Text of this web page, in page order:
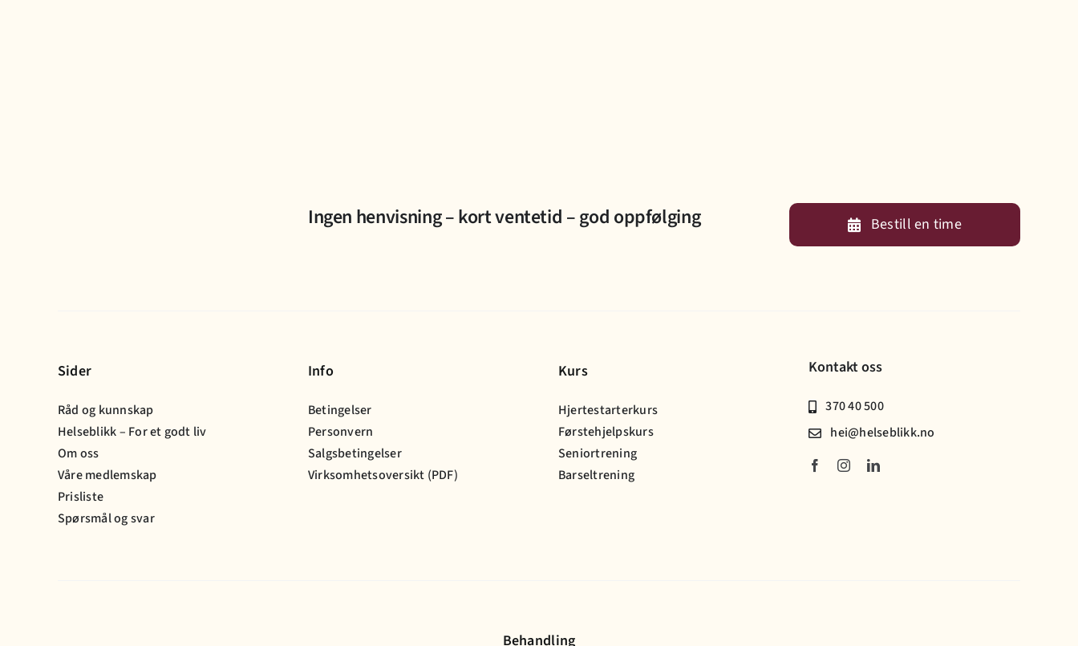
Ingen henvisning – kort ventetid – god oppfølging Bestill en time
Sider
Råd og kunnskap
Helseblikk – For et godt liv
Om oss
Våre medlemskap
Prisliste
Spørsmål og svar
Info
Betingelser
Personvern
Salgsbetingelser
Virksomhetsoversikt (PDF)
Kurs
Hjertestarterkurs
Førstehjelpskurs
Seniortrening
Barseltrening
Kontakt oss
370 40 500
hei@helseblikk.no
Behandling